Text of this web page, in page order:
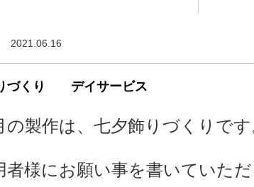
2021.06.16
づくり デイサービス
製作は、七夕飾りづくりです
様にお願い事を書いていただ